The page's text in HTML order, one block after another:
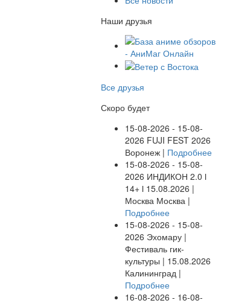
Наши друзья
Все друзья
Скоро будет
15-08-2026 - 15-08-
2026 FUJI FEST 2026
Воронеж | Подробнее
15-08-2026 - 15-08-
2026 ИНДИКОН 2.0 ӏ
14+ ӏ 15.08.2026 |
Москва Москва |
Подробнее
15-08-2026 - 15-08-
2026 Эхомару |
Фестиваль гик-
культуры | 15.08.2026
Калининград |
Подробнее
16-08-2026 - 16-08-